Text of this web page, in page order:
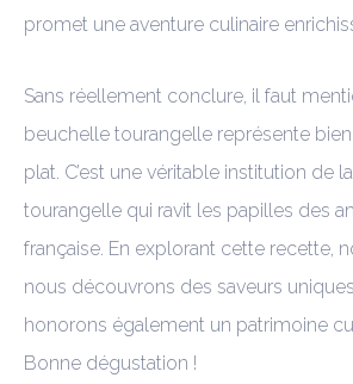
promet une aventure culinaire
Sans réellement conclure, il faut
beuchelle tourangelle représente
plat. C’est une véritable institution de
tourangelle qui ravit les papilles des
française. En explorant cette recette,
nous découvrons des saveurs
honorons également un patrimoine
Bonne dégustation !